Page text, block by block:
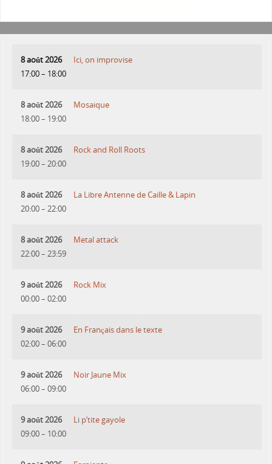
8 août 2026
17:00– 18:00
Ici, on improvise
8 août 2026
18:00– 19:00
Mosaique
8 août 2026
19:00– 20:00
Rock and Roll Roots
8 août 2026
20:00– 22:00
La Libre Antenne de Caille & Lapin
8 août 2026
22:00– 23:59
Metal attack
9 août 2026
00:00– 02:00
Rock Mix
9 août 2026
02:00– 06:00
En Français dans le texte
9 août 2026
06:00– 09:00
Noir Jaune Mix
9 août 2026
09:00– 10:00
Li p’tite gayole